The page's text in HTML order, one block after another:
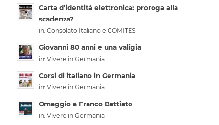
Carta d’identità elettronica: proroga alla
scadenza?
in: Consolato Italiano e COMITES
Giovanni 80 anni e una valigia
in: Vivere in Germania
Corsi di italiano in Germania
in: Vivere in Germania
Omaggio a Franco Battiato
in: Vivere in Germania